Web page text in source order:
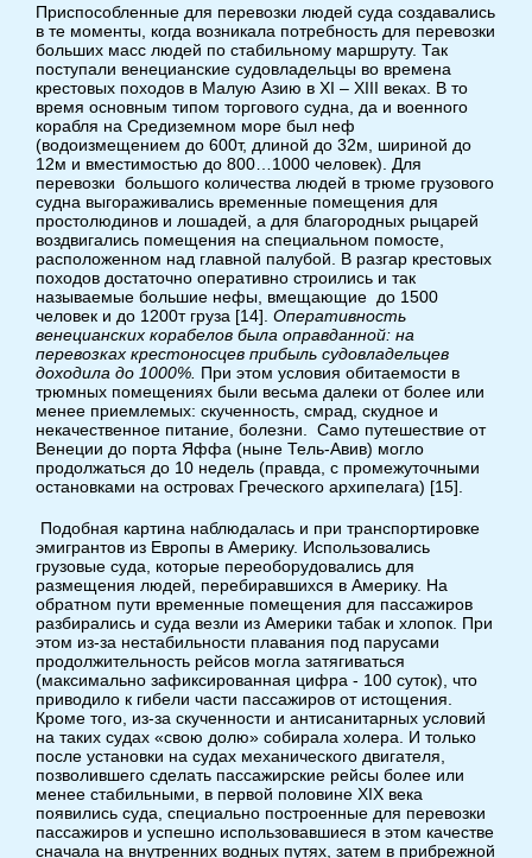
Приспособленные для перевозки людей суда создавались
в те моменты, когда возникала потребность для перевозки
больших масс людей по стабильному маршруту. Так
поступали венецианские судовладельцы во времена
крестовых походов в Малую Азию в XI – XIII веках. В то
время основным типом торгового судна, да и военного
корабля на Средиземном море был неф
(водоизмещением до 600т, длиной до 32м, шириной до
12м и вместимостью до 800…1000 человек). Для
перевозки большого количества людей в трюме грузового
судна выгораживались временные помещения для
простолюдинов и лошадей, а для благородных рыцарей
воздвигались помещения на специальном помосте,
расположенном над главной палубой. В разгар крестовых
походов достаточно оперативно строились и так
называемые большие нефы, вмещающие до 1500
человек и до 1200т груза [14]. Оперативность
венецианских корабелов была оправданной: на
перевозках крестоносцев прибыль судовладельцев
доходила до 1000%. При этом условия обитаемости в
трюмных помещениях были весьма далеки от более или
менее приемлемых: скученность, смрад, скудное и
некачественное питание, болезни. Само путешествие от
Венеции до порта Яффа (ныне Тель-Авив) могло
продолжаться до 10 недель (правда, с промежуточными
остановками на островах Греческого архипелага) [15].
Подобная картина наблюдалась и при транспортировке
эмигрантов из Европы в Америку. Использовались
грузовые суда, которые переоборудовались для
размещения людей, перебиравшихся в Америку. На
обратном пути временные помещения для пассажиров
разбирались и суда везли из Америки табак и хлопок. При
этом из-за нестабильности плавания под парусами
продолжительность рейсов могла затягиваться
(максимально зафиксированная цифра - 100 суток), что
приводило к гибели части пассажиров от истощения.
Кроме того, из-за скученности и антисанитарных условий
на таких судах «свою долю» собирала холера. И только
после установки на судах механического двигателя,
позволившего сделать пассажирские рейсы более или
менее стабильными, в первой половине XIX века
появились суда, специально построенные для перевозки
пассажиров и успешно использовавшиеся в этом качестве
сначала на внутренних водных путях, затем в прибрежной